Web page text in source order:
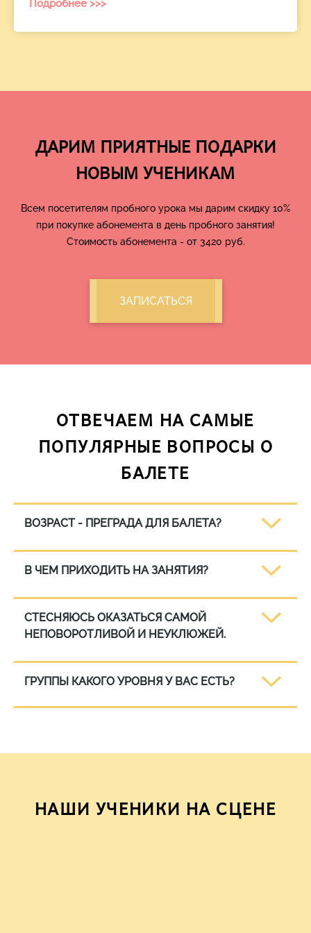
Подробнее >>>
ДАРИМ ПРИЯТНЫЕ ПОДАРКИ
НОВЫМ УЧЕНИКАМ
Всем посетителям пробного урока мы дарим скидку 10%
при покупке абонемента в день пробного занятия!
Стоимость абонемента - от 3420 руб.
ЗАПИСАТЬСЯ
ОТВЕЧАЕМ НА САМЫЕ
ПОПУЛЯРНЫЕ ВОПРОСЫ О
БАЛЕТЕ
ВОЗРАСТ - ПРЕГРАДА ДЛЯ БАЛЕТА?
В ЧЕМ ПРИХОДИТЬ НА ЗАНЯТИЯ?
СТЕСНЯЮСЬ ОКАЗАТЬСЯ САМОЙ
НЕПОВОРОТЛИВОЙ И НЕУКЛЮЖЕЙ.
ГРУППЫ КАКОГО УРОВНЯ У ВАС ЕСТЬ?
НАШИ УЧЕНИКИ НА СЦЕНЕ